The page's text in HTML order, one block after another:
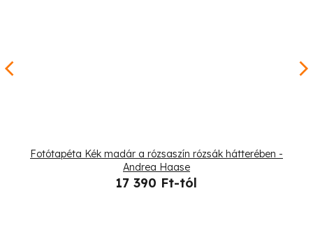
Fotótapéta Kék madár a rózsaszín rózsák hátterében -
Andrea Haase
17 390 Ft-tól